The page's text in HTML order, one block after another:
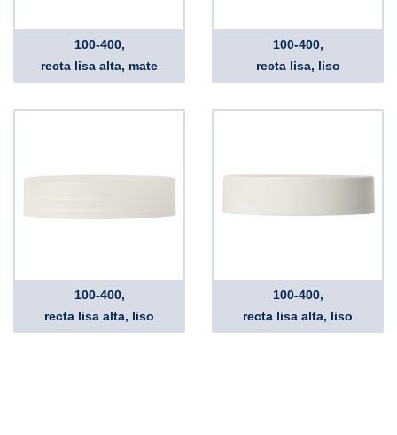
100-400,
recta lisa alta, mate
100-400,
recta lisa, liso
100-400,
recta lisa alta, liso
100-400,
recta lisa alta, liso